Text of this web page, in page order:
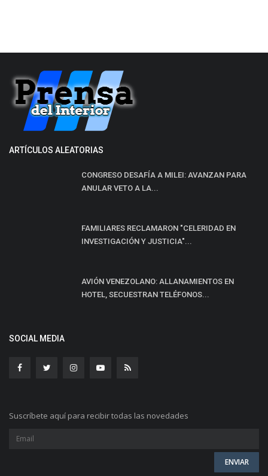
ARTÍCULOS ALEATORIAS
CONGRESO DESAFÍA A MILEI: AVANZAN PARA
ANULAR VETO A LA...
FAMILIARES RECLAMARON "CELERIDAD EN
INVESTIGACIÓN Y JUSTICIA"...
AVIÓN VENEZOLANO: ALLANAMIENTOS EN
HOTEL, SECUESTRAN TELÉFONOS...
SOCIAL MEDIA
Suscríbete aquí para recibir todas las novedades